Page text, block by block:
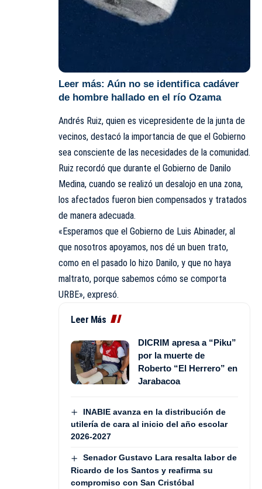
Leer más: Aún no se identifica cadáver
de hombre hallado en el río Ozama
Andrés Ruiz, quien es vicepresidente de la junta de
vecinos, destacó la importancia de que el Gobierno
sea consciente de las necesidades de la comunidad.
Ruiz recordó que durante el Gobierno de Danilo
Medina, cuando se realizó un desalojo en una zona,
los afectados fueron bien compensados y tratados
de manera adecuada.
«Esperamos que el Gobierno de Luis Abinader, al
que nosotros apoyamos, nos dé un buen trato,
como en el pasado lo hizo Danilo, y que no haya
maltrato, porque sabemos cómo se comporta
URBE», expresó.
Leer Más
DICRIM apresa a “Piku”
por la muerte de
Roberto “El Herrero” en
Jarabacoa
INABIE avanza en la distribución de
utilería de cara al inicio del año escolar
2026-2027
Senador Gustavo Lara resalta labor de
Ricardo de los Santos y reafirma su
compromiso con San Cristóbal